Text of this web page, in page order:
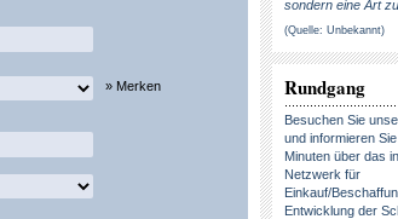
» Merken
sondern eine Art
(Quelle: Unbekannt)
Rundgang
Besuchen Sie
und informieren
Minuten über das
Netzwerk für
Einkauf/
Entwicklung der